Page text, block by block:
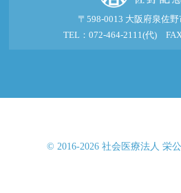
〒598-0013 大阪府泉佐
TEL：072-464-2111(代)
© 2016-2026 社会医療法人 栄